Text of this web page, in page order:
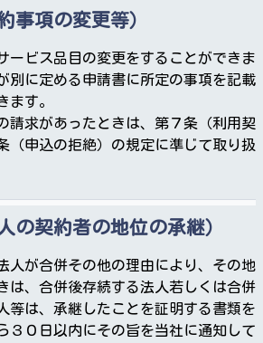
事項の変更等）
ービス品目の変更をすることができま
別に定める申請書に所定の事項を記載
ます。
請求があったときは、第７条（利用契
（申込の拒絶）の規定に準じて取り扱
の契約者の地位の承継）
人が合併その他の理由により、その地
は、合併後存続する法人若しくは合併
等は、承継したことを証明する書類を
３０日以内にその旨を当社に通知して